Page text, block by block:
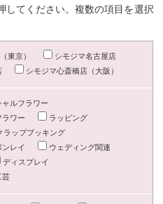
してください。複数の項目を選択
東京）
シモジマ名古屋店
シモジマ心斎橋店（大阪）
ルフラワー
ラワー
ラッピング
ラップブッキング
レイ
ウェディング関連
ディスプレイ
芸